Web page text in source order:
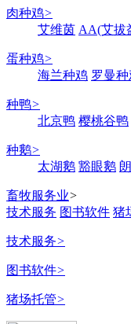
肉种鸡>
艾维茵 AA(艾拔
蛋种鸡>
海兰种鸡 罗曼
种鸭>
北京鸭 樱桃谷鸭
种鹅>
太湖鹅 豁眼鹅
畜牧服务业>
技术服务 图书软件 猪
技术服务>
图书软件>
猪场托管>